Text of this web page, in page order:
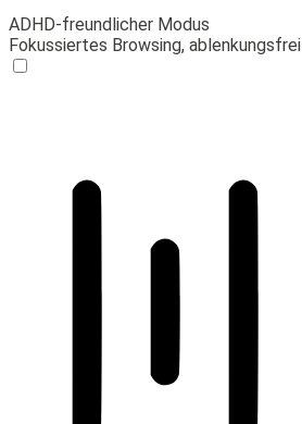
ADHD-freundlicher Modus
Fokussiertes Browsing, ablenkungsfrei